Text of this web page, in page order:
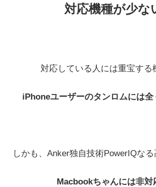
対応機種が少な
対応している人には重宝する
iPhoneユーザーのタンロムには全
しかも、Anker独自技術PowerIQな
Macbookちゃんには非対